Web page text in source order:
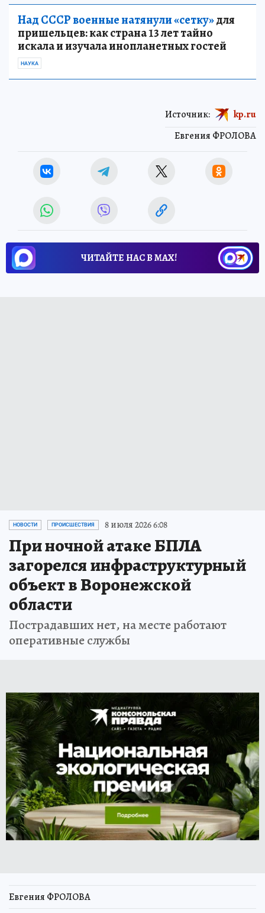
Над СССР военные натянули «сетку»для
пришельцев: как страна 13 лет тайно
искала и изучала инопланетных гостей
НАУКА
Евгения ФРОЛОВА
Источник: kp.ru
ЧИТАЙТЕ НАС В МАХ!
НОВОСТИ ПРОИСШЕСТВИЯ 8 июля 2026 6:08
При ночной атаке БПЛА
загорелся инфраструктурный
объект в Воронежской
области
Пострадавших нет, на месте работают
оперативные службы
Евгения ФРОЛОВА